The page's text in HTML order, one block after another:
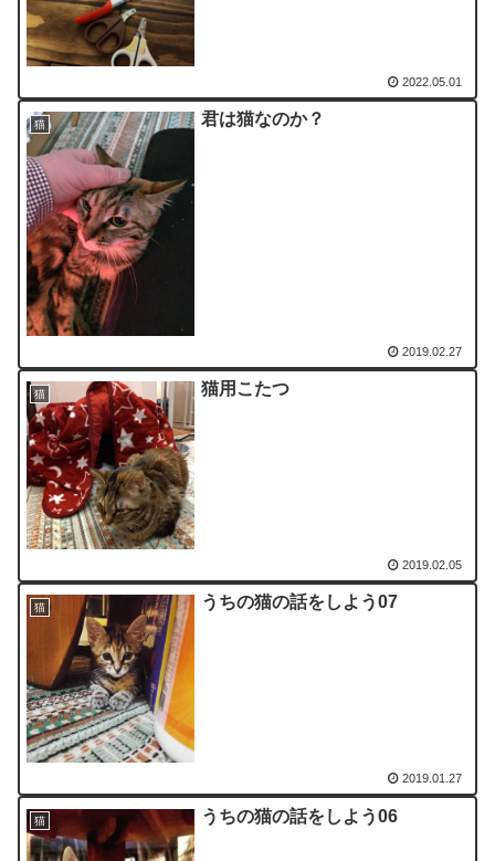
2022.05.01
猫 君は猫なのか？
2019.02.27
猫 猫用こたつ
2019.02.05
猫 うちの猫の話をしよう07
2019.01.27
猫 うちの猫の話をしよう06